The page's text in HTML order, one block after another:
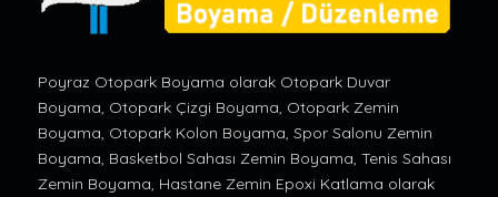
Poyraz Otopark Boyama olarak Otopark Duvar
Boyama, Otopark Çizgi Boyama, Otopark Zemin
Boyama, Otopark Kolon Boyama, Spor Salonu Zemin
Boyama, Basketbol Sahası Zemin Boyama, Tenis Sahası
Zemin Boyama, Hastane Zemin Epoxi Katlama olarak